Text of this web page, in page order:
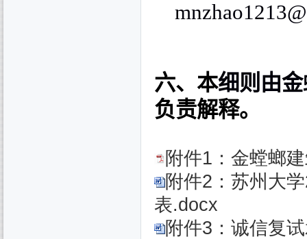
六、本细则由
负责解释。
附件1：金螳螂
附件2：苏州大
表.docx
附件3：诚信复